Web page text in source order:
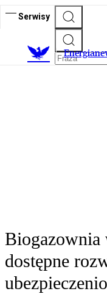
Serwisy
E
Biogazownia
dostępne